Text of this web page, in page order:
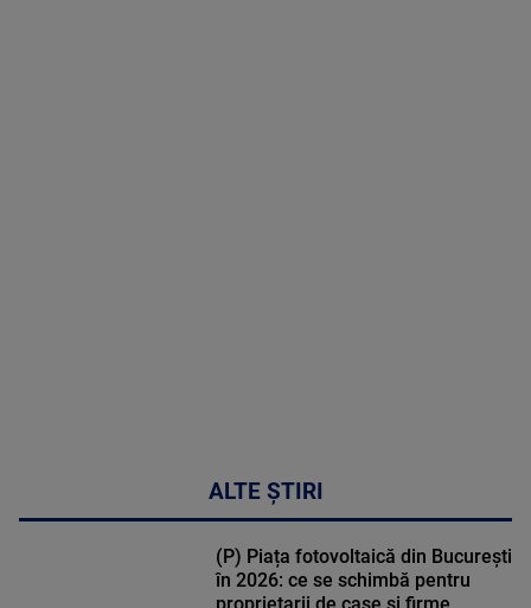
ALTE ȘTIRI
(P) Piața fotovoltaică din București
în 2026: ce se schimbă pentru